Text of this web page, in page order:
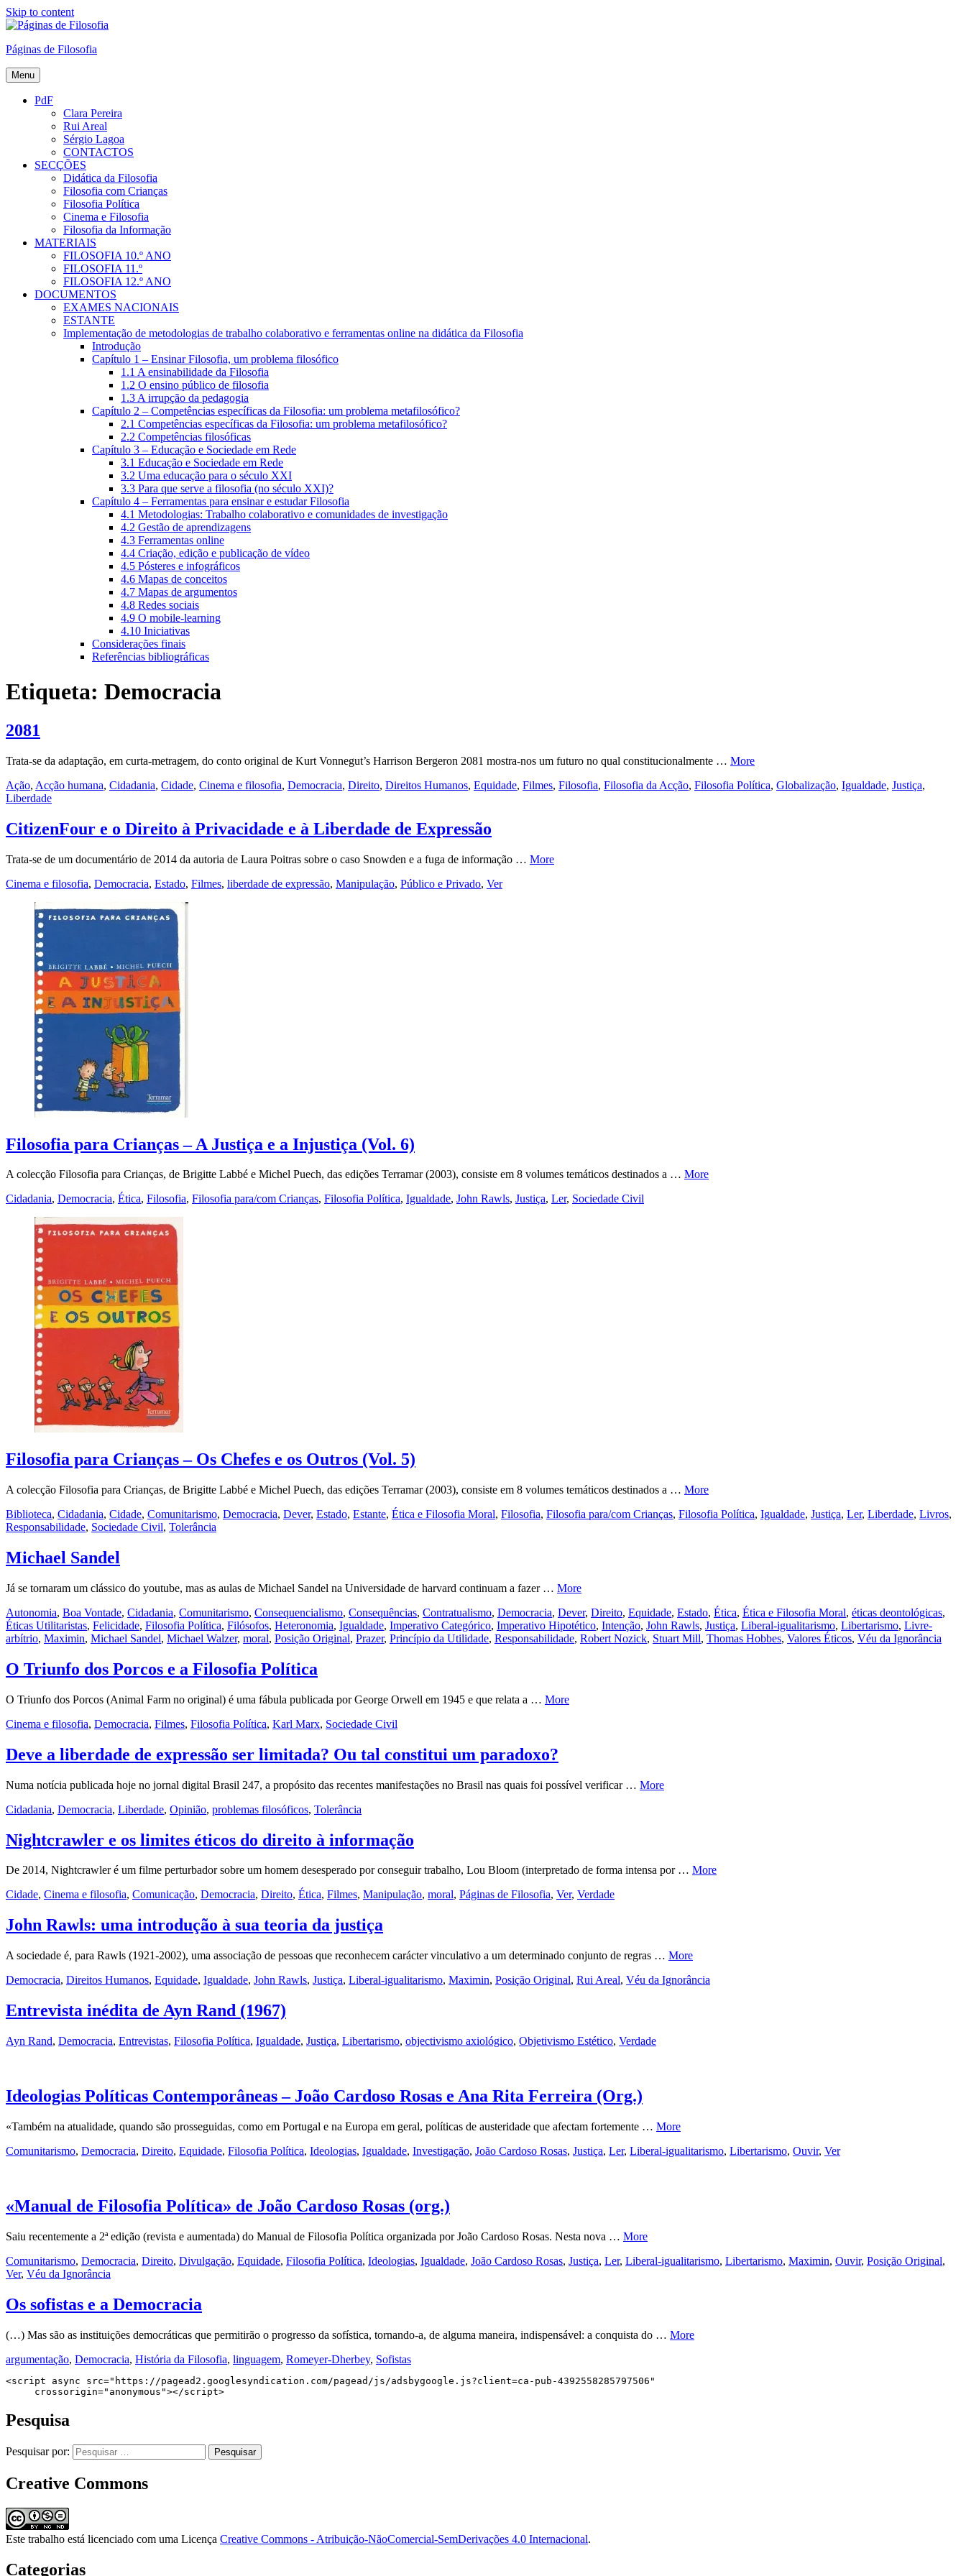
Skip to content
Páginas de Filosofia
Menu
PdF
Clara Pereira
Rui Areal
Sérgio Lagoa
CONTACTOS
SECÇÕES
Didática da Filosofia
Filosofia com Crianças
Filosofia Política
Cinema e Filosofia
Filosofia da Informação
MATERIAIS
FILOSOFIA 10.º ANO
FILOSOFIA 11.º
FILOSOFIA 12.º ANO
DOCUMENTOS
EXAMES NACIONAIS
ESTANTE
Implementação de metodologias de trabalho colaborativo e ferramentas online na didática da Filosofia
Introdução
Capítulo 1 – Ensinar Filosofia, um problema filosófico
1.1 A ensinabilidade da Filosofia
1.2 O ensino público de filosofia
1.3 A irrupção da pedagogia
Capítulo 2 – Competências específicas da Filosofia: um problema metafilosófico?
2.1 Competências específicas da Filosofia: um problema metafilosófico?
2.2 Competências filosóficas
Capítulo 3 – Educação e Sociedade em Rede
3.1 Educação e Sociedade em Rede
3.2 Uma educação para o século XXI
3.3 Para que serve a filosofia (no século XXI)?
Capítulo 4 – Ferramentas para ensinar e estudar Filosofia
4.1 Metodologias: Trabalho colaborativo e comunidades de investigação
4.2 Gestão de aprendizagens
4.3 Ferramentas online
4.4 Criação, edição e publicação de vídeo
4.5 Pósteres e infográficos
4.6 Mapas de conceitos
4.7 Mapas de argumentos
4.8 Redes sociais
4.9 O mobile-learning
4.10 Iniciativas
Considerações finais
Referências bibliográficas
Etiqueta: Democracia
2081
Trata-se da adaptação, em curta-metragem, do conto original de Kurt Vonnegut’s Harrison Bergeron 2081 mostra-nos um futuro no qual constitucionalmente … More
Ação, Acção humana, Cidadania, Cidade, Cinema e filosofia, Democracia, Direito, Direitos Humanos, Equidade, Filmes, Filosofia, Filosofia da Acção, Filosofia Política, Globalização, Igualdade, Justiça,
Liberdade
CitizenFour e o Direito à Privacidade e à Liberdade de Expressão
Trata-se de um documentário de 2014 da autoria de Laura Poitras sobre o caso Snowden e a fuga de informação … More
Cinema e filosofia, Democracia, Estado, Filmes, liberdade de expressão, Manipulação, Público e Privado, Ver
Filosofia para Crianças – A Justiça e a Injustiça (Vol. 6)
A colecção Filosofia para Crianças, de Brigitte Labbé e Michel Puech, das edições Terramar (2003), consiste em 8 volumes temáticos destinados a … More
Cidadania, Democracia, Ética, Filosofia, Filosofia para/com Crianças, Filosofia Política, Igualdade, John Rawls, Justiça, Ler, Sociedade Civil
Filosofia para Crianças – Os Chefes e os Outros (Vol. 5)
A colecção Filosofia para Crianças, de Brigitte Labbé e Michel Puech, das edições Terramar (2003), consiste em 8 volumes temáticos destinados a … More
Biblioteca, Cidadania, Cidade, Comunitarismo, Democracia, Dever, Estado, Estante, Ética e Filosofia Moral, Filosofia, Filosofia para/com Crianças, Filosofia Política, Igualdade, Justiça, Ler, Liberdade, Livros,
Responsabilidade, Sociedade Civil, Tolerância
Michael Sandel
Já se tornaram um clássico do youtube, mas as aulas de Michael Sandel na Universidade de harvard continuam a fazer … More
Autonomia, Boa Vontade, Cidadania, Comunitarismo, Consequencialismo, Consequências, Contratualismo, Democracia, Dever, Direito, Equidade, Estado, Ética, Ética e Filosofia Moral, éticas deontológicas,
Éticas Utilitaristas, Felicidade, Filosofia Política, Filósofos, Heteronomia, Igualdade, Imperativo Categórico, Imperativo Hipotético, Intenção, John Rawls, Justiça, Liberal-igualitarismo, Libertarismo, Livre-
arbítrio, Maximin, Michael Sandel, Michael Walzer, moral, Posição Original, Prazer, Princípio da Utilidade, Responsabilidade, Robert Nozick, Stuart Mill, Thomas Hobbes, Valores Éticos, Véu da Ignorância
O Triunfo dos Porcos e a Filosofia Política
O Triunfo dos Porcos (Animal Farm no original) é uma fábula publicada por George Orwell em 1945 e que relata a … More
Cinema e filosofia, Democracia, Filmes, Filosofia Política, Karl Marx, Sociedade Civil
Deve a liberdade de expressão ser limitada? Ou tal constitui um paradoxo?
Numa notícia publicada hoje no jornal digital Brasil 247, a propósito das recentes manifestações no Brasil nas quais foi possível verificar … More
Cidadania, Democracia, Liberdade, Opinião, problemas filosóficos, Tolerância
Nightcrawler e os limites éticos do direito à informação
De 2014, Nightcrawler é um filme perturbador sobre um homem desesperado por conseguir trabalho, Lou Bloom (interpretado de forma intensa por … More
Cidade, Cinema e filosofia, Comunicação, Democracia, Direito, Ética, Filmes, Manipulação, moral, Páginas de Filosofia, Ver, Verdade
John Rawls: uma introdução à sua teoria da justiça
A sociedade é, para Rawls (1921-2002), uma associação de pessoas que reconhecem carácter vinculativo a um determinado conjunto de regras … More
Democracia, Direitos Humanos, Equidade, Igualdade, John Rawls, Justiça, Liberal-igualitarismo, Maximin, Posição Original, Rui Areal, Véu da Ignorância
Entrevista inédita de Ayn Rand (1967)
Ayn Rand, Democracia, Entrevistas, Filosofia Política, Igualdade, Justiça, Libertarismo, objectivismo axiológico, Objetivismo Estético, Verdade
Ideologias Políticas Contemporâneas – João Cardoso Rosas e Ana Rita Ferreira (Org.)
«Também na atualidade, quando são prosseguidas, como em Portugal e na Europa em geral, políticas de austeridade que afectam fortemente … More
Comunitarismo, Democracia, Direito, Equidade, Filosofia Política, Ideologias, Igualdade, Investigação, João Cardoso Rosas, Justiça, Ler, Liberal-igualitarismo, Libertarismo, Ouvir, Ver
«Manual de Filosofia Política» de João Cardoso Rosas (org.)
Saiu recentemente a 2ª edição (revista e aumentada) do Manual de Filosofia Política organizada por João Cardoso Rosas. Nesta nova … More
Comunitarismo, Democracia, Direito, Divulgação, Equidade, Filosofia Política, Ideologias, Igualdade, João Cardoso Rosas, Justiça, Ler, Liberal-igualitarismo, Libertarismo, Maximin, Ouvir, Posição Original,
Ver, Véu da Ignorância
Os sofistas e a Democracia
(…) Mas são as instituições democráticas que permitirão o progresso da sofística, tornando-a, de alguma maneira, indispensável: a conquista do … More
argumentação, Democracia, História da Filosofia, linguagem, Romeyer-Dherbey, Sofistas
<script async src="https://pagead2.googlesyndication.com/pagead/js/adsbygoogle.js?client=ca-pub-4392558285797506"
     crossorigin="anonymous"></script>
Pesquisa
Pesquisar por:
Creative Commons
Este trabalho está licenciado com uma Licença Creative Commons - Atribuição-NãoComercial-SemDerivações 4.0 Internacional.
Categorias